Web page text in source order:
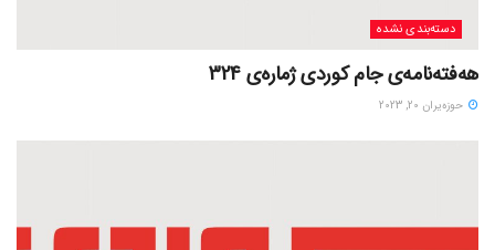
دسته‌بندی نشده
هەفتەنامەی جام کوردی ژمارەی 324
حوزه‌یران 20, 2023